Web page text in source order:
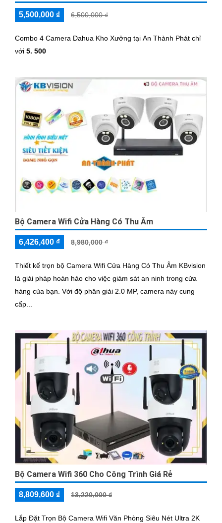
5,500,000 ₫ 6,500,000 ₫
Combo 4 Camera Dahua Kho Xưởng tại An Thành Phát chỉ
với 5. 500
Bộ Camera Wifi Cửa Hàng Có Thu Âm
6,426,400 ₫ 8,980,000 ₫
Thiết kế trọn bộ Camera Wifi Cửa Hàng Có Thu Âm KBvision
là giải pháp hoàn hảo cho việc giám sát an ninh trong cửa
hàng của bạn. Với độ phân giải 2.0 MP, camera này cung
cấp...
Bộ Camera Wifi 360 Cho Công Trình Giá Rẻ
8,809,600 ₫ 13,220,000 ₫
Lắp Đặt Trọn Bộ Camera Wifi Văn Phòng Siêu Nét Ultra 2K